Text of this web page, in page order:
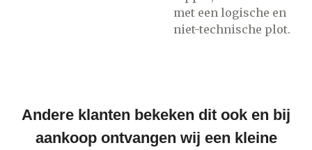
met een logische en
niet-technische plot.
Andere klanten bekeken dit ook en bij
aankoop ontvangen wij een kleine